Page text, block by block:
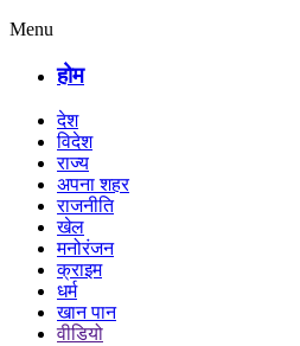
Menu
होम
देश
विदेश
राज्य
अपना शहर
राजनीति
खेल
मनोरंजन
क्राइम
धर्म
खान पान
वीडियो